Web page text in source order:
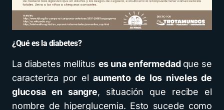
¿Qué es la diabetes?
La diabetes mellitus es una enfermedad que se
caracteriza por elaumento de los niveles de
glucosa en sangre, situación que recibe el
nombre de hiperglucemia. Esto sucede como